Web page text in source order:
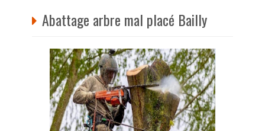
Abattage arbre mal placé Bailly